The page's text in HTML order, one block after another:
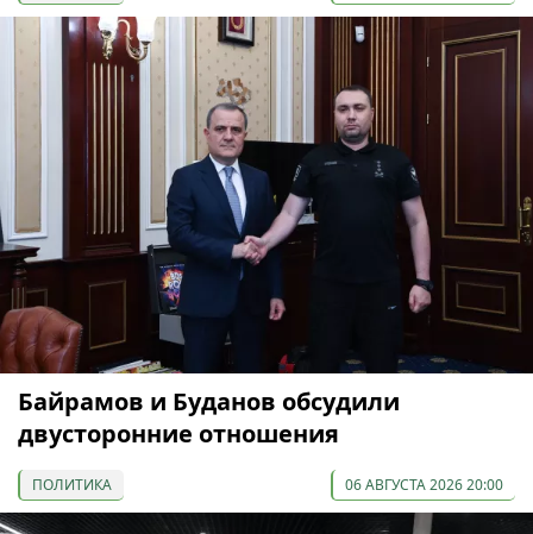
Байрамов и Буданов обсудили
двусторонние отношения
ПОЛИТИКА 06 АВГУСТА 2026 20:00